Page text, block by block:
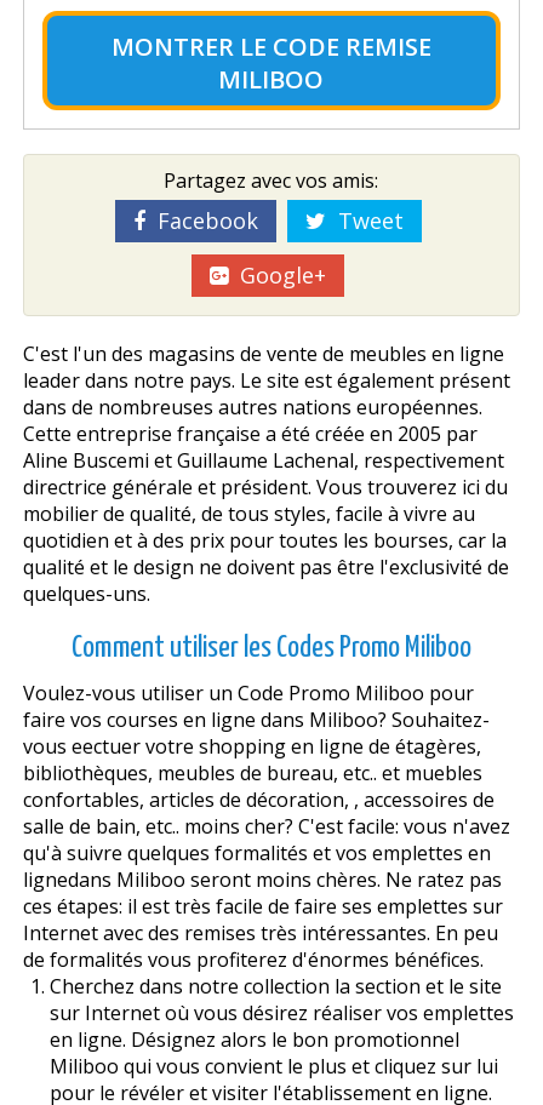
MONTRER LE CODE REMISE
MILIBOO
Partagez avec vos amis:
Facebook
Tweet
Google+
C'est l'un des magasins de vente de meubles en ligne
leader dans notre pays. Le site est également présent
dans de nombreuses autres nations européennes.
Cette entreprise française a été créée en 2005 par
Aline Buscemi et Guillaume Lachenal, respectivement
directrice générale et président. Vous trouverez ici du
mobilier de qualité, de tous styles, facile à vivre au
quotidien et à des prix pour toutes les bourses, car la
qualité et le design ne doivent pas être l'exclusivité de
quelques-uns.
Comment utiliser les Codes Promo Miliboo
Voulez-vous utiliser un Code Promo Miliboo pour
faire vos courses en ligne dans Miliboo? Souhaitez-
vous effectuer votre shopping en ligne de étagères,
bibliothèques, meubles de bureau, etc.. et muebles
confortables, articles de décoration, , accessoires de
salle de bain, etc.. moins cher? C'est facile: vous n'avez
qu'à suivre quelques formalités et vos emplettes en
lignedans Miliboo seront moins chères. Ne ratez pas
ces étapes: il est très facile de faire ses emplettes sur
Internet avec des remises très intéressantes. En peu
de formalités vous profiterez d'énormes bénéfices.
Cherchez dans notre collection la section et le site
sur Internet où vous désirez réaliser vos emplettes
en ligne. Désignez alors le bon promotionnel
Miliboo qui vous convient le plus et cliquez sur lui
pour le révéler et visiter l'établissement en ligne.